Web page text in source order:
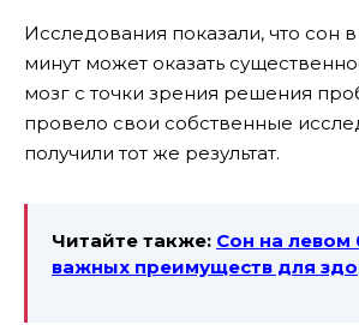
Исследования показали, что сон
минут может оказать
мозг с точки зрения решения
провело свои собственные
получили тот же результат.
Читайте также: Сон на левом
важных преимуществ для